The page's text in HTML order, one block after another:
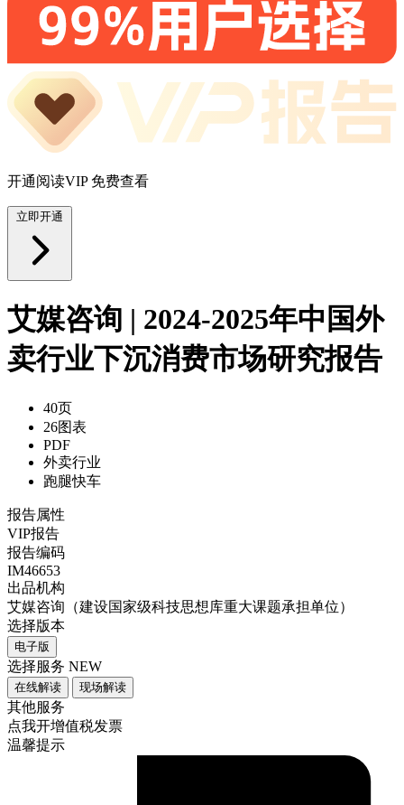
开通阅读VIP 免费查看
立即开通
艾媒咨询 | 2024-2025年中国外
卖行业下沉消费市场研究报告
40页
26图表
PDF
外卖行业
跑腿快车
报告属性
VIP报告
报告编码
IM46653
出品机构
艾媒咨询（建设国家级科技思想库重大课题承担单位）
选择版本
电子版
选择服务 NEW
在线解读 现场解读
其他服务
点我开增值税发票
温馨提示